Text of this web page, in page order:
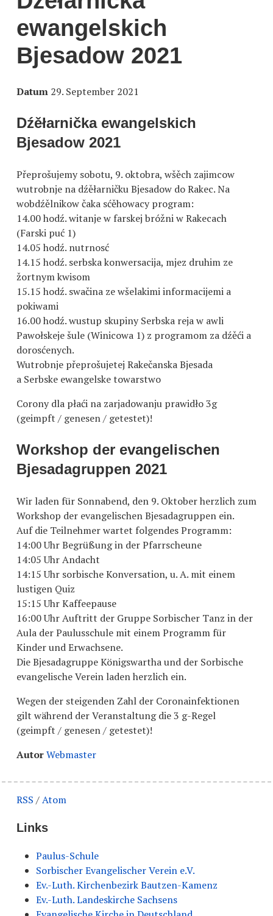
ewangelskich
Bjesadow 2021
Datum 29. September 2021
Dźěłarnička ewangelskich
Bjesadow 2021
Přeprošujemy sobotu, 9. oktobra, wšěch zajimcow
wutrobnje na dźěłarničku Bjesadow do Rakec. Na
wobdźělnikow čaka sćěhowacy program:
14.00 hodź. witanje w farskej bróžni w Rakecach
(Farski puć 1)
14.05 hodź. nutrnosć
14.15 hodź. serbska konwersacija, mjez druhim ze
žortnym kwisom
15.15 hodź. swačina ze wšelakimi informacijemi a
pokiwami
16.00 hodź. wustup skupiny Serbska reja w awli
Pawołskeje šule (Winicowa 1) z programom za dźěći a
dorosćenych.
Wutrobnje přeprošujetej Rakečanska Bjesada
a Serbske ewangelske towarstwo
Corony dla płaći na zarjadowanju prawidło 3g
(geimpft / genesen / getestet)!
Workshop der evangelischen
Bjesadagruppen 2021
Wir laden für Sonnabend, den 9. Oktober herzlich zum
Workshop der evangelischen Bjesadagruppen ein.
Auf die Teilnehmer wartet folgendes Programm:
14:00 Uhr Begrüßung in der Pfarrscheune
14:05 Uhr Andacht
14:15 Uhr sorbische Konversation, u. A. mit einem
lustigen Quiz
15:15 Uhr Kaffeepause
16:00 Uhr Auftritt der Gruppe Sorbischer Tanz in der
Aula der Paulusschule mit einem Programm für
Kinder und Erwachsene.
Die Bjesadagruppe Königswartha und der Sorbische
evangelische Verein laden herzlich ein.
Wegen der steigenden Zahl der Coronainfektionen
gilt während der Veranstaltung die 3 g-Regel
(geimpft / genesen / getestet)!
AutorWebmaster
RSS /Atom
Links
Paulus-Schule
Sorbischer Evangelischer Verein e.V.
Ev.-Luth. Kirchenbezirk Bautzen-Kamenz
Ev.-Luth. Landeskirche Sachsens